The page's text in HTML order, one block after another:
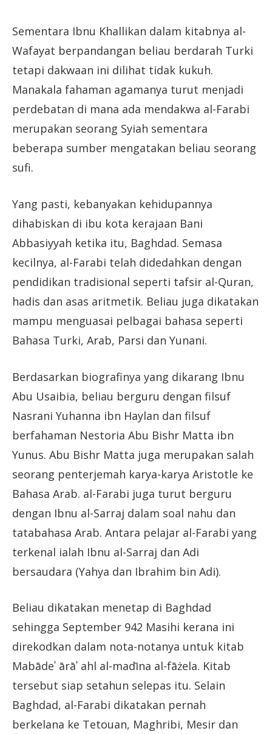
Sementara Ibnu Khallikan dalam kitabnya al-
Wafayat berpandangan beliau berdarah Turki
tetapi dakwaan ini dilihat tidak kukuh.
Manakala fahaman agamanya turut menjadi
perdebatan di mana ada mendakwa al-Farabi
merupakan seorang Syiah sementara
beberapa sumber mengatakan beliau seorang
sufi.
Yang pasti, kebanyakan kehidupannya
dihabiskan di ibu kota kerajaan Bani
Abbasiyyah ketika itu, Baghdad. Semasa
kecilnya, al-Farabi telah didedahkan dengan
pendidikan tradisional seperti tafsir al-Quran,
hadis dan asas aritmetik. Beliau juga dikatakan
mampu menguasai pelbagai bahasa seperti
Bahasa Turki, Arab, Parsi dan Yunani.
Berdasarkan biografinya yang dikarang Ibnu
Abu Usaibia, beliau berguru dengan filsuf
Nasrani Yuhanna ibn Haylan dan filsuf
berfahaman Nestoria Abu Bishr Matta ibn
Yunus. Abu Bishr Matta juga merupakan salah
seorang penterjemah karya-karya Aristotle ke
Bahasa Arab. al-Farabi juga turut berguru
dengan Ibnu al-Sarraj dalam soal nahu dan
tatabahasa Arab. Antara pelajar al-Farabi yang
terkenal ialah Ibnu al-Sarraj dan Adi
bersaudara (Yahya dan Ibrahim bin Adi).
Beliau dikatakan menetap di Baghdad
sehingga September 942 Masihi kerana ini
direkodkan dalam nota-notanya untuk kitab
Mabādeʾ ārāʾ ahl al-madīna al-fāżela. Kitab
tersebut siap setahun selepas itu. Selain
Baghdad, al-Farabi dikatakan pernah
berkelana ke Tetouan, Maghribi, Mesir dan